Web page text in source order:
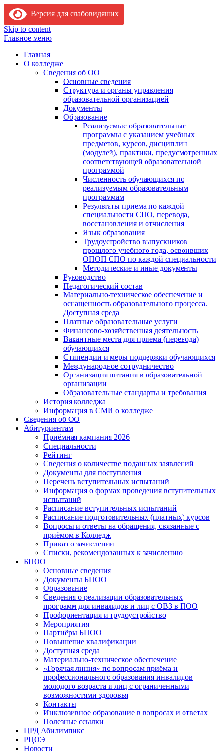
Версия для слабовидящих
Skip to content
Главное меню
Главная
О колледже
Сведения об ОО
Основные сведения
Структура и органы управления
образовательной организацией
Документы
Образование
Реализуемые образовательные
программы с указанием учебных
предметов, курсов, дисциплин
(модулей), практики, предусмотренных
соответствующей образовательной
программой
Численность обучающихся по
реализуемым образовательным
программам
Результаты приема по каждой
специальности СПО, перевода,
восстановления и отчисления
Язык образования
Трудоустройство выпускников
прошлого учебного года, освоивших
ОПОП СПО по каждой специальности
Методические и иные документы
Руководство
Педагогический состав
Материально-техническое обеспечение и
оснащенность образовательного процесса.
Доступная среда
Платные образовательные услуги
Финансово-хозяйственная деятельность
Вакантные места для приема (перевода)
обучающихся
Стипендии и меры поддержки обучающихся
Международное сотрудничество
Организация питания в образовательной
организации
Образовательные стандарты и требования
История колледжа
Информация в СМИ о колледже
Сведения об ОО
Абитуриентам
Приёмная кампания 2026
Специальности
Рейтинг
Сведения о количестве поданных заявлений
Документы для поступления
Перечень вступительных испытаний
Информация о формах проведения вступительных
испытаний
Расписание вступительных испытаний
Расписание подготовительных (платных) курсов
Вопросы и ответы на обращения, связанные с
приёмом в Колледж
Приказ о зачислении
Списки, рекомендованных к зачислению
БПОО
Основные сведения
Документы БПОО
Образование
Сведения о реализации образовательных
программ для инвалидов и лиц с ОВЗ в ПОО
Профориентация и трудоустройство
Мероприятия
Партнёры БПОО
Повышение квалификации
Доступная среда
Материально-техническое обеспечение
«Горячая линия» по вопросам приёма и
профессионального образования инвалидов
молодого возраста и лиц с ограниченными
возможностями здоровья
Контакты
Инклюзивное образование в вопросах и ответах
Полезные ссылки
ЦРД Абилимпикс
РЦОЭ
Новости